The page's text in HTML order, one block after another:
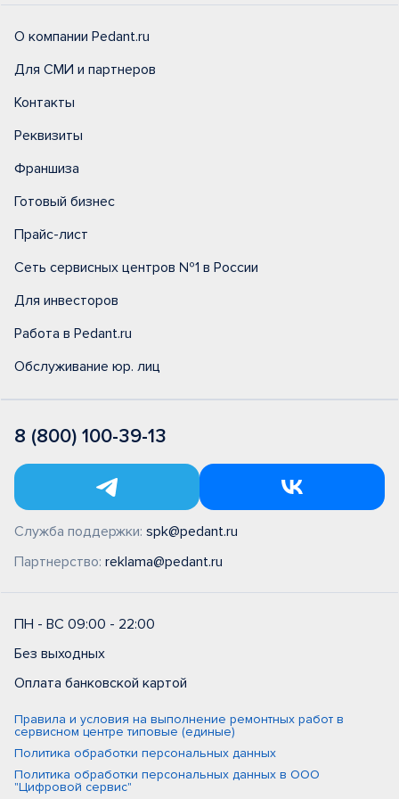
О компании Pedant.ru
Для СМИ и партнеров
Контакты
Реквизиты
Франшиза
Готовый бизнес
Прайс-лист
Сеть сервисных центров №1 в России
Для инвесторов
Работа в Pedant.ru
Обслуживание юр. лиц
8 (800) 100-39-13
Служба поддержки: spk@pedant.ru
Партнерство: reklama@pedant.ru
ПН - ВС 09:00 - 22:00
Без выходных
Оплата банковской картой
Правила и условия на выполнение ремонтных работ в
сервисном центре типовые (единые)
Политика обработки персональных данных
Политика обработки персональных данных в ООО
"Цифровой сервис"